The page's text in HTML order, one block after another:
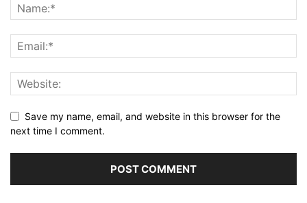
Save my name, email, and website in this browser for the
next time I comment.